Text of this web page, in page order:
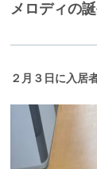
メロディの
２月３日に入居